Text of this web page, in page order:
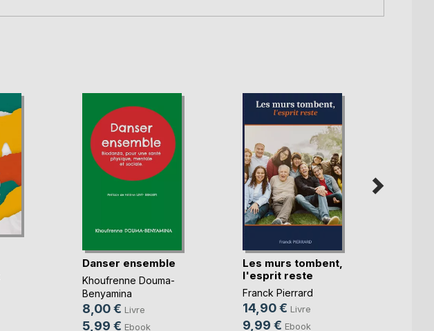
Danser ensemble
Khoufrenne Douma-
Benyamina
8,00 € Livre
5,99 € Ebook
Les murs tombent,
l'esprit reste
Franck Pierrard
14,90 € Livre
9,99 € Ebook